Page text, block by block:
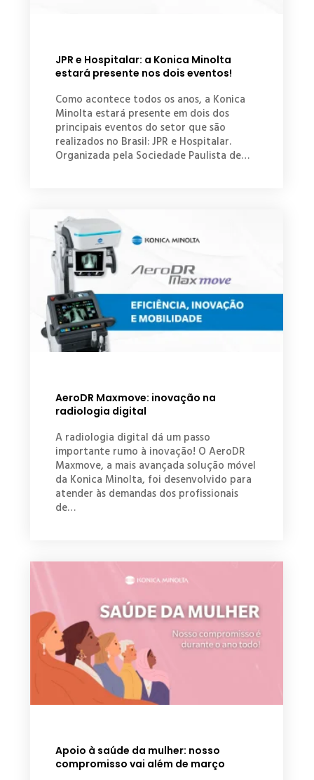
JPR e Hospitalar: a Konica Minolta
estará presente nos dois eventos!
Como acontece todos os anos, a Konica
Minolta estará presente em dois dos
principais eventos do setor que são
realizados no Brasil: JPR e Hospitalar.
Organizada pela Sociedade Paulista de…
AeroDR Maxmove: inovação na
radiologia digital
A radiologia digital dá um passo
importante rumo à inovação! O AeroDR
Maxmove, a mais avançada solução móvel
da Konica Minolta, foi desenvolvido para
atender às demandas dos profissionais
de…
Apoio à saúde da mulher: nosso
compromisso vai além de março